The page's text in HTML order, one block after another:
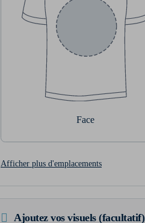
Face
Afficher plus d'emplacements
Ajoutez vos visuels (facultatif)